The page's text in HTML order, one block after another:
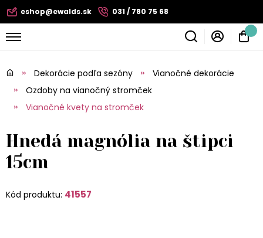
eshop@ewalds.sk 031 / 780 75 68
Dekorácie podľa sezóny
Vianočné dekorácie
Ozdoby na vianočný stromček
Vianočné kvety na stromček
Hnedá magnólia na štipci
15cm
Kód produktu: 41557